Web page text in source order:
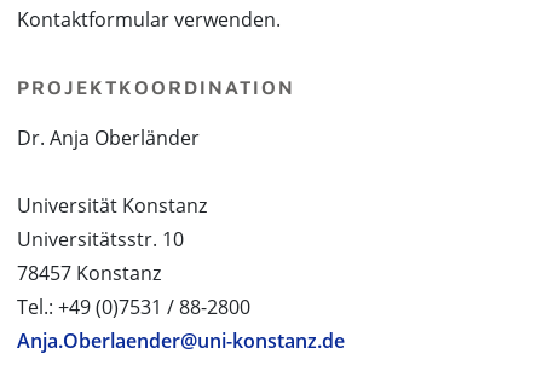
Kontaktformular verwenden.
PROJEKTKOORDINATION
Dr. Anja Oberländer
Universität Konstanz
Universitätsstr. 10
78457 Konstanz
Tel.: +49 (0)7531 / 88-2800
Anja.Oberlaender@uni-konstanz.de